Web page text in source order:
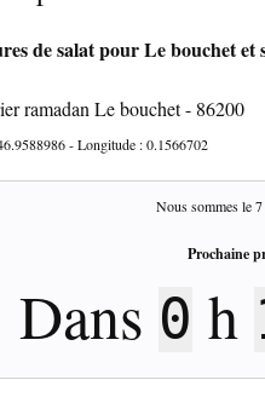
de salat pour Le bouchet et
ramadan Le bouchet - 86200
- Longitude :0.1566702
Nous sommes le
Prochaine
Dans 0 h